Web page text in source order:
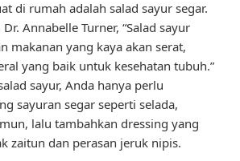
di rumah adalah salad sayur segar.
Annabelle Turner, “Salad sayur
makanan yang kaya akan serat,
yang baik untuk kesehatan tubuh.”
sayur, Anda hanya perlu
sayuran segar seperti selada,
lalu tambahkan dressing yang
zaitun dan perasan jeruk nipis.